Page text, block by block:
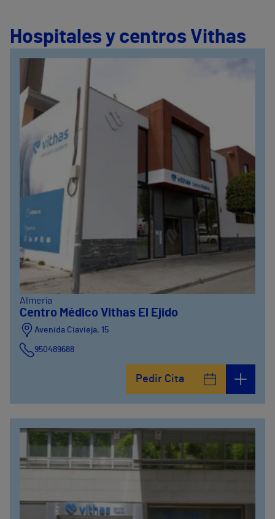
Hospitales y centros Vithas
Almería
Centro Médico Vithas El Ejido
Avenida Ciavieja, 15
950489688
Pedir Cita